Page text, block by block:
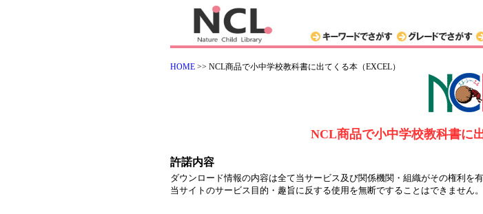
HOME >> NCL商品で小中学校教科書に出てくる本（EXCEL）
NCL商品で小中学校教科書に
許諾内容
ダウンロード情報の内容は全て当サービス及び関係機関・組織がその権利を有
当サイトのサービス目的・趣旨に反する使用を無断ですることはできません。